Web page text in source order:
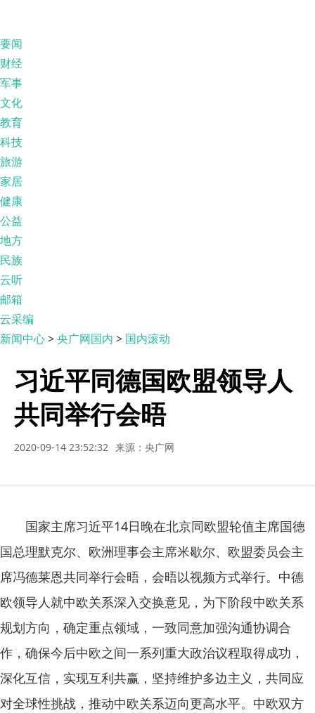
要闻
财经
军事
文化
教育
科技
旅游
家居
健康
公益
地方
民族
云听
邮箱
云采编
新闻中心>央广网国内 > 国内滚动
习近平同德国欧盟领导人
共同举行会晤
2020-09-14 23:52:32 来源：央广网
国家主席习近平14日晚在北京同欧盟轮值主席国德
国总理默克尔、欧洲理事会主席米歇尔、欧盟委员会主
席冯德莱恩共同举行会晤，会晤以视频方式举行。中德
欧领导人就中欧关系深入交换意见，为下阶段中欧关系
规划方向，确定重点领域，一致同意加强沟通协调合
作，确保今后中欧之间一系列重大政治议程取得成功，
深化互信，实现互利共赢，坚持维护多边主义，共同应
对全球性挑战，推动中欧关系迈向更高水平。中欧双方